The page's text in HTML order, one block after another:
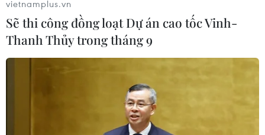
TP.HCM: Cháy lớn lúc rạng sáng ở căn nhà
trọ, 3 người tử vong
12/06/2020 03:20
Hỏa hoạn xảy ra vào rạng sáng 12/6 tại căn phòng trọ
cuối đường 21E, phường Bình Trị Đông B, quận Bình Tân,
Thành phố Hồ Chí Minh làm một phụ nữ và hai cháu
vietnamplus.vn
Sẽ thi công đồng loạt Dự án cao tốc Vinh-
Thanh Thủy trong tháng 9